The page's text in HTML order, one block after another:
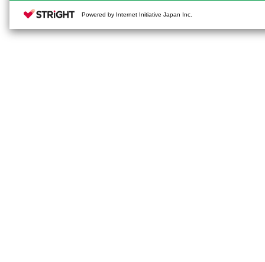
Powered by Internet Initiative Japan Inc.